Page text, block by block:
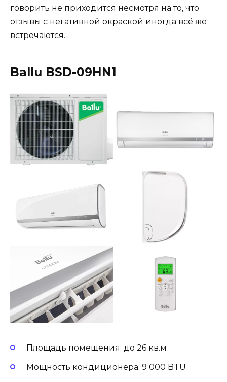
говорить не приходится несмотря на то, что
отзывы с негативной окраской иногда всё же
встречаются.
Ballu BSD-09HN1
Площадь помещения: до 26 кв.м
Мощность кондиционера: 9 000 BTU